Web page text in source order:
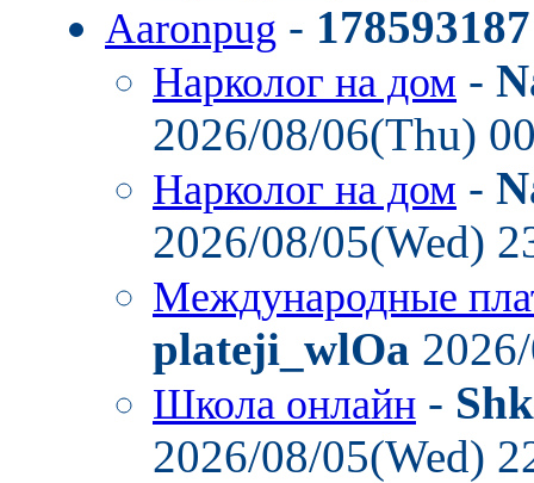
Aaronpug -
Нарколог на дом -
2026/08/06(Thu)
Нарколог на дом -
2026/08/05(Wed)
Международные
plateji_wlOa
Школа онлайн -
2026/08/05(Wed)